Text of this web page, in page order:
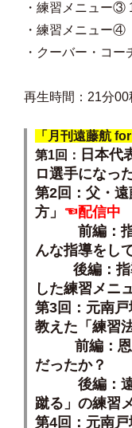
・練習メニュー③
・練習メニュー④
・クーバー・コ
再生時間：21分00
「月刊遠藤航
第1回： 日本代
ロ選手になっ
第2回：父・
方」 ☜配信中
前編：指導
んな指導をし
後編：
した練習メニ
第3回：元南
教えた「練習
前編：
だったか？
後編：
蹴る」の練習
第4回：元南